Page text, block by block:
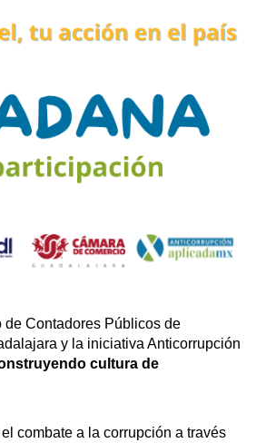
Contadores Públicos de
y la iniciativa Anticorrupción
cultura de
combate a la corrupción a través